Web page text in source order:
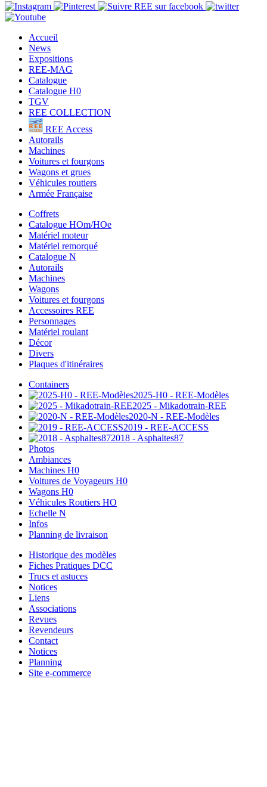
Accueil
News
Expositions
REE-MAG
Catalogue
Catalogue H0
TGV
REE COLLECTION
REE Access
Autorails
Machines
Voitures et fourgons
Wagons et grues
Véhicules routiers
Armée Française
Coffrets
Catalogue HOm/HOe
Matériel moteur
Matériel remorqué
Catalogue N
Autorails
Machines
Wagons
Voitures et fourgons
Accessoires REE
Personnages
Matériel roulant
Décor
Divers
Plaques d'itinéraires
Containers
2025-H0 - REE-Modèles
2025 - Mikadotrain-REE
2020-N - REE-Modèles
2019 - REE-ACCESS
2018 - Asphaltes87
Photos
Ambiances
Machines H0
Voitures de Voyageurs H0
Wagons H0
Véhicules Routiers HO
Echelle N
Infos
Planning de livraison
Historique des modèles
Fiches Pratiques DCC
Trucs et astuces
Notices
Liens
Associations
Revues
Revendeurs
Contact
Notices
Planning
Site e-commerce